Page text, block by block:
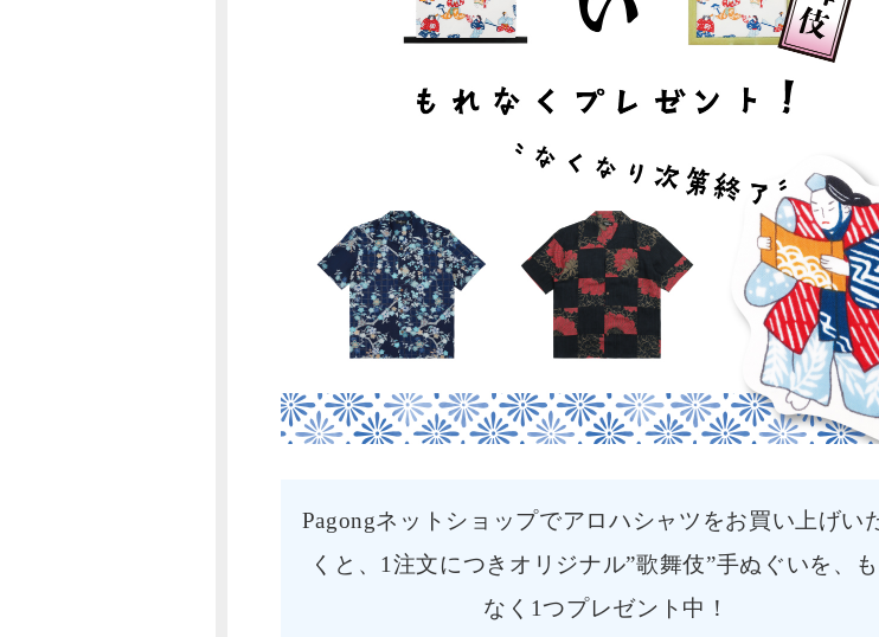
Pagongネットショップでアロハシャツをお買い上げい
くと、1注文につきオリジナル”歌舞伎”手ぬぐいを、
なく1つプレゼント中！